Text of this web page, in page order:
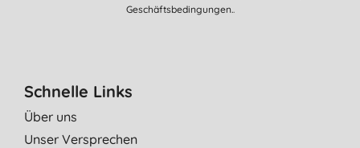
Geschäftsbedingungen..
Schnelle Links
Über uns
Unser Versprechen